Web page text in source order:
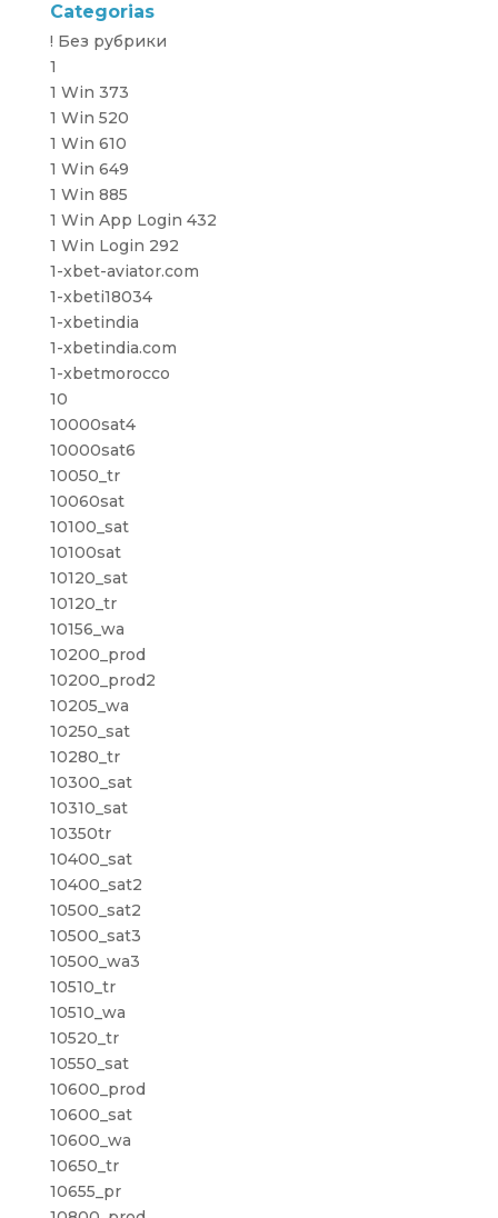
Categorias
! Без рубрики
1
1 Win 373
1 Win 520
1 Win 610
1 Win 649
1 Win 885
1 Win App Login 432
1 Win Login 292
1-xbet-aviator.com
1-xbeti18034
1-xbetindia
1-xbetindia.com
1-xbetmorocco
10
10000sat4
10000sat6
10050_tr
10060sat
10100_sat
10100sat
10120_sat
10120_tr
10156_wa
10200_prod
10200_prod2
10205_wa
10250_sat
10280_tr
10300_sat
10310_sat
10350tr
10400_sat
10400_sat2
10500_sat2
10500_sat3
10500_wa3
10510_tr
10510_wa
10520_tr
10550_sat
10600_prod
10600_sat
10600_wa
10650_tr
10655_pr